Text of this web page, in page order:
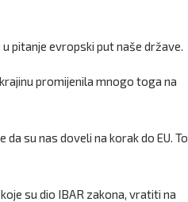
pitanje evropski put naše države.
promijenila mnogo toga na
su nas doveli na korak do EU. To
su dio IBAR zakona, vratiti na